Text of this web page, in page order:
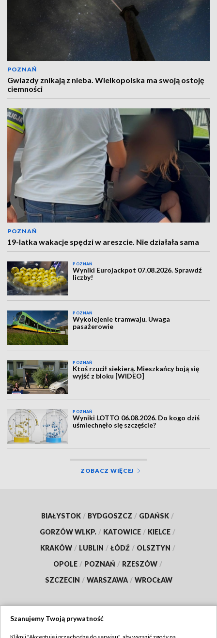
POZNAŃ
Gwiazdy znikają z nieba. Wielkopolska ma swoją ostoję
ciemności
POZNAŃ
19-latka wakacje spędzi w areszcie. Nie działała sama
POZNAŃ
Wyniki Eurojackpot 07.08.2026. Sprawdź
liczby!
POZNAŃ
Wykolejenie tramwaju. Uwaga
pasażerowie
POZNAŃ
Ktoś rzucił siekierą. Mieszkańcy boją się
wyjść z bloku [WIDEO]
POZNAŃ
Wyniki LOTTO 06.08.2026. Do kogo dziś
uśmiechnęło się szczęście?
ZOBACZ WIĘCEJ
BIAŁYSTOK / BYDGOSZCZ / GDAŃSK /
GORZÓW WLKP. / KATOWICE / KIELCE /
KRAKÓW / LUBLIN / ŁÓDŹ / OLSZTYN /
OPOLE / POZNAŃ / RZESZÓW /
SZCZECIN / WARSZAWA / WROCŁAW
Szanujemy Twoją prywatność